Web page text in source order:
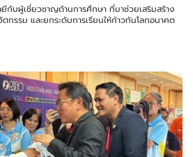
กับผู้เชี่ยวชาญด้านการศึกษา ที่มาช่วยเสริมสร้าง
กรรม และยกระดับการเรียนให้ก้าวทันโลกอนาคต